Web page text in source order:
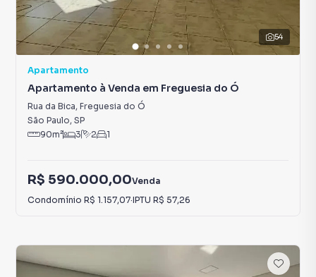
54
Apartamento
Apartamento à Venda em Freguesia do Ó
Rua da Bica, Freguesia do Ó
São Paulo, SP
90m² 3 2 1
R$ 590.000,00Venda
Condomínio R$ 1.157,07·IPTU R$ 57,26